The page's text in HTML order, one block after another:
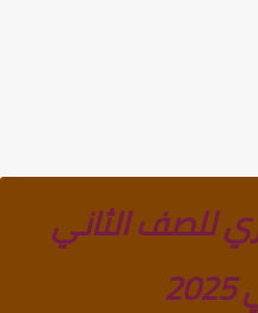
للصف الثاني